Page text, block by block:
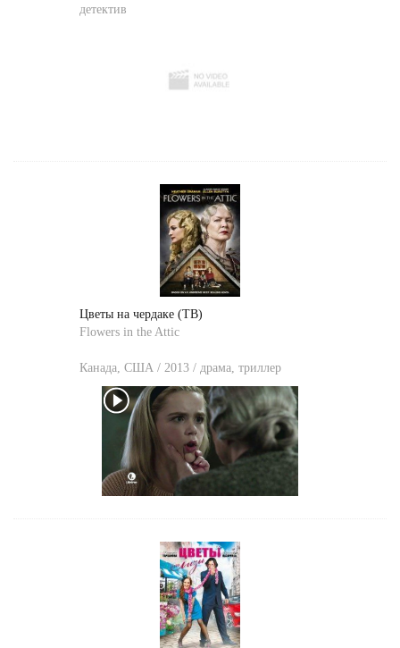
детектив
Цветы на чердаке (ТВ)
Flowers in the Attic
Канада, США / 2013 / драма, триллер